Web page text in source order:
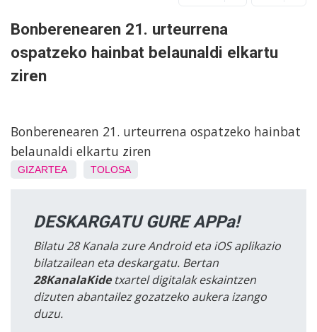
Bonberenearen 21. urteurrena
ospatzeko hainbat belaunaldi elkartu
ziren
Bonberenearen 21. urteurrena ospatzeko hainbat
belaunaldi elkartu ziren
GIZARTEA TOLOSA
DESKARGATU GURE APPa!
Bilatu 28 Kanala zure Android eta iOS aplikazio
bilatzailean eta deskargatu. Bertan
28KanalaKidetxartel digitalak eskaintzen
dizuten abantailez gozatzeko aukera izango
duzu.